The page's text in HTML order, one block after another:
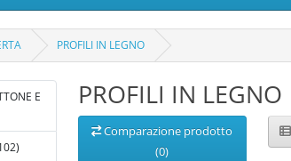
PROFILI IN LEGNO
E
PROFILI IN LEGNO
Comparazione prodotto
(0)